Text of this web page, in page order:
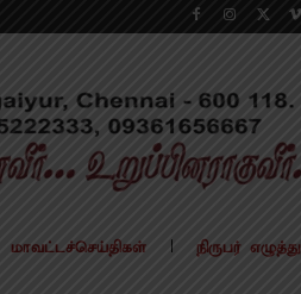
மாவட்டச்செய்திகள் நிருபர் எழுத்து